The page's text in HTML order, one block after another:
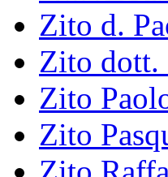
Zito d.
Zito dott.
Zito
Zito